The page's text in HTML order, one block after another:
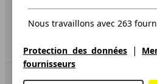
Service
Espace Pro
Contact
Nous travaillons avec 263
Protection des données |
fournisseurs